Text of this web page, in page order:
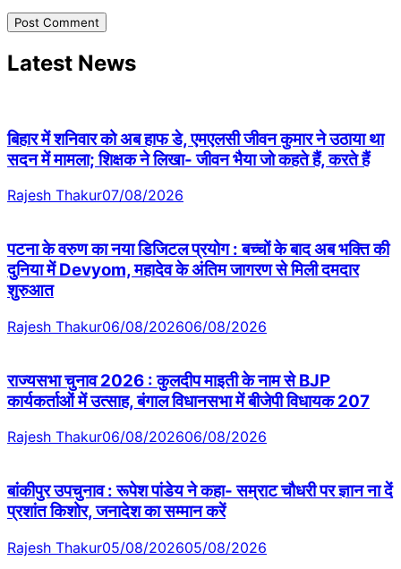
Latest News
बिहार में शनिवार को अब हाफ डे, एमएलसी जीवन कुमार ने उठाया था
सदन में मामला; शिक्षक ने लिखा- जीवन भैया जो कहते हैं, करते हैं
Rajesh Thakur07/08/2026
पटना के वरुण का नया डिजिटल प्रयोग : बच्चों के बाद अब भक्ति की
दुनिया में Devyom, महादेव के अंतिम जागरण से मिली दमदार
शुरुआत
Rajesh Thakur06/08/202606/08/2026
राज्यसभा चुनाव 2026 : कुलदीप माइती के नाम से BJP
कार्यकर्ताओं में उत्साह, बंगाल विधानसभा में बीजेपी विधायक 207
Rajesh Thakur06/08/202606/08/2026
बांकीपुर उपचुनाव : रूपेश पांडेय ने कहा- सम्राट चौधरी पर ज्ञान ना दें
प्रशांत किशोर, जनादेश का सम्मान करें
Rajesh Thakur05/08/202605/08/2026